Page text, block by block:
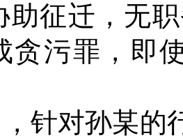
助征迁，无
贪污罪，即
针对孙某的